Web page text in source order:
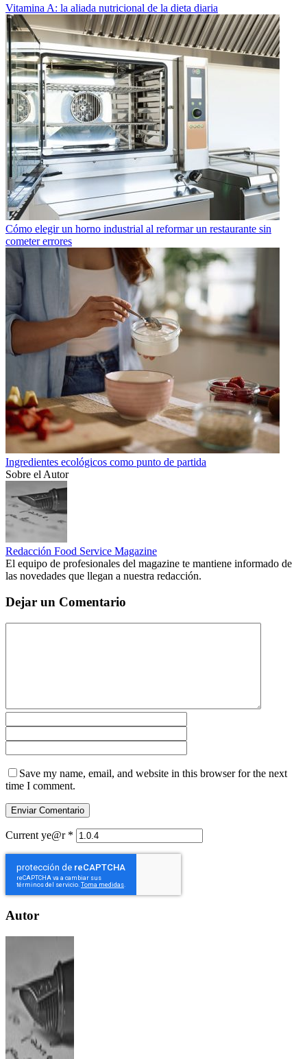
Vitamina A: la aliada nutricional de la dieta diaria
Cómo elegir un horno industrial al reformar un restaurante sin
cometer errores
Ingredientes ecológicos como punto de partida
Sobre el Autor
Redacción Food Service Magazine
El equipo de profesionales del magazine te mantiene informado de
las novedades que llegan a nuestra redacción.
Dejar un Comentario
Save my name, email, and website in this browser for the next
time I comment.
Current ye@r *
Autor